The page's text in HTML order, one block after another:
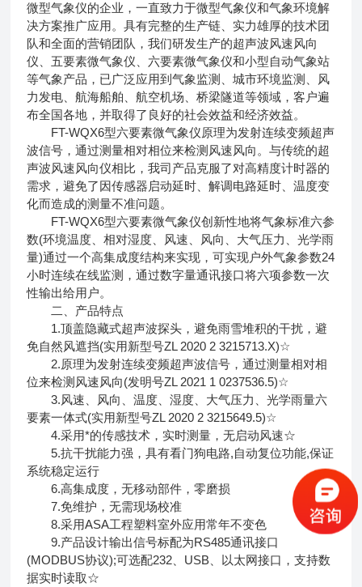
微型气象仪的企业，一直致力于微型气象仪和气象环境解
决方案推广应用。具有完整的生产链、实力雄厚的技术团
队和全面的营销团队，我们研发生产的超声波风速风向
仪、五要素微气象仪、六要素微气象仪和小型自动气象站
等气象产品，已广泛应用到气象监测、城市环境监测、风
力发电、航海船舶、航空机场、桥梁隧道等领域，客户遍
布全国各地，并取得了良好的社会效益和经济效益。
FT-WQX6型六要素微气象仪原理为发射连续变频超声
波信号，通过测量相对相位来检测风速风向。与传统的超
声波风速风向仪相比，我司产品克服了对高精度计时器的
需求，避免了因传感器启动延时、解调电路延时、温度变
化而造成的测量不准问题。
FT-WQX6型六要素微气象仪创新性地将气象标准六参
数(环境温度、相对湿度、风速、风向、大气压力、光学雨
量)通过一个高集成度结构来实现，可实现户外气象参数24
小时连续在线监测，通过数字量通讯接口将六项参数一次
性输出给用户。
二、产品特点
1.顶盖隐藏式超声波探头，避免雨雪堆积的干扰，避
免自然风遮挡(实用新型号ZL 2020 2 3215713.X)☆
2.原理为发射连续变频超声波信号，通过测量相对相
位来检测风速风向(发明号ZL 2021 1 0237536.5)☆
3.风速、风向、温度、湿度、大气压力、光学雨量六
要素一体式(实用新型号ZL 2020 2 3215649.5)☆
4.采用*的传感技术，实时测量，无启动风速☆
5.抗干扰能力强，具有看门狗电路,自动复位功能,保证
系统稳定运行
6.高集成度，无移动部件，零磨损
7.免维护，无需现场校准
8.采用ASA工程塑料室外应用常年不变色
9.产品设计输出信号标配为RS485通讯接口
(MODBUS协议);可选配232、USB、以太网接口，支持数
据实时读取☆